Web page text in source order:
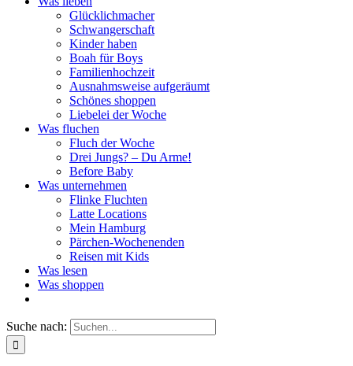
Glücklichmacher
Schwangerschaft
Kinder haben
Boah für Boys
Familienhochzeit
Ausnahmsweise aufgeräumt
Schönes shoppen
Liebelei der Woche
Was fluchen
Fluch der Woche
Drei Jungs? – Du Arme!
Before Baby
Was unternehmen
Flinke Fluchten
Latte Locations
Mein Hamburg
Pärchen-Wochenenden
Reisen mit Kids
Was lesen
Was shoppen
Suche nach: